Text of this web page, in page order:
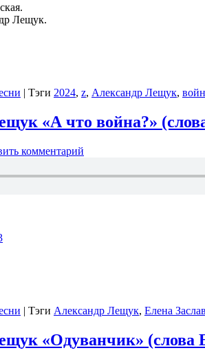
Лещук.
| Тэги 2024, z, Александр Лещук,
«А что война?»
комментарий
Лещук
| Тэги Александр Лещук, Елена
«Одуванчик» (слова